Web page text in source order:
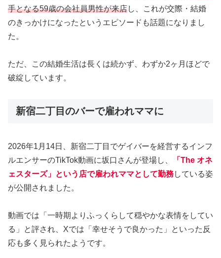
手となる59歳の会社員男性が来店し、これが交際・結婚
のきっかけになったというエピソードも話題になりまし
た。
ただ、この結婚生活は長くは続かず、わずか2ヶ月ほどで
破綻しています。
新宿二丁目のバーで雇われママに
2026年1月14日、新宿二丁目でゲイバーを経営するインフ
ルエンサーのTikTok動画に坂口さんが登場し、
「The オネ
ェスターズ」という店で雇われママとして勤務している姿
が公開されました。
動画では「一時期よりふっくらして穏やかな表情をしてい
る」と評され、Xでは「幸せそうで良かった」といった反
応も多く見られたようです。